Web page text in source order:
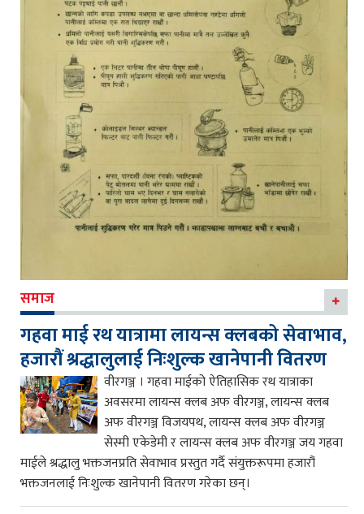
समाज
गहवा माई रथ यात्रामा लायन्स क्लबको सेवाभाव,
हजारौं श्रद्धालुलाई निःशुल्क खानेपानी वितरण
वीरगञ्ज । गहवा माईको ऐतिहासिक रथ यात्राका
अवसरमा लायन्स क्लब अफ वीरगञ्ज, लायन्स क्लब
अफ वीरगञ्ज विजयपथ, लायन्स क्लब अफ वीरगञ्ज
सेस्मी एकेडेमी र लायन्स क्लब अफ वीरगञ्ज जय गहवा
माईले श्रद्धालु भक्तजनप्रति सेवाभाव प्रस्तुत गर्दै संयुक्तरूपमा हजारौं
भक्तजनलाई निःशुल्क खानेपानी वितरण गरेका छन्।